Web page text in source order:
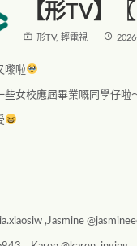
【形TV】
live_tv 形TV, 輕電視 access_time
嚟啦
些女校應屆畢業嘅同學仔啦
,Jasmine